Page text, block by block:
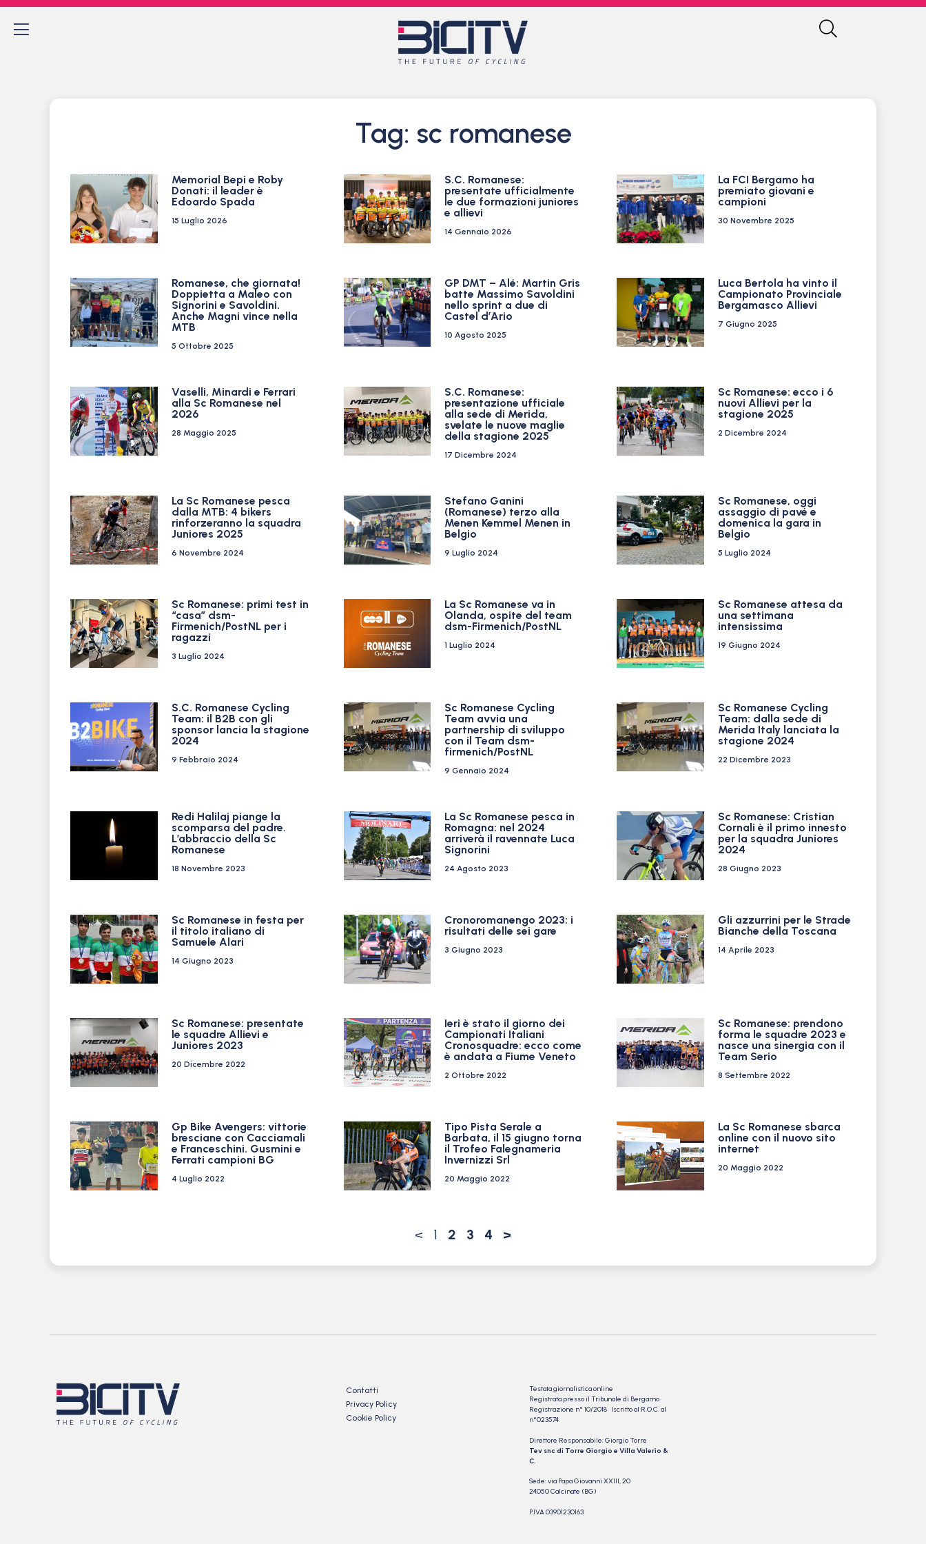
Tag: sc romanese
Memorial Bepi e Roby
Donati: il leader è
Edoardo Spada
15 Luglio 2026
S.C. Romanese:
presentate ufficialmente
le due formazioni juniores
e allievi
14 Gennaio 2026
La FCI Bergamo ha
premiato giovani e
campioni
30 Novembre 2025
Romanese, che giornata!
Doppietta a Maleo con
Signorini e Savoldini.
Anche Magni vince nella
MTB
5 Ottobre 2025
GP DMT – Alé: Martin Gris
batte Massimo Savoldini
nello sprint a due di
Castel d’Ario
10 Agosto 2025
Luca Bertola ha vinto il
Campionato Provinciale
Bergamasco Allievi
7 Giugno 2025
Vaselli, Minardi e Ferrari
alla Sc Romanese nel
2026
28 Maggio 2025
S.C. Romanese:
presentazione ufficiale
alla sede di Merida,
svelate le nuove maglie
della stagione 2025
17 Dicembre 2024
Sc Romanese: ecco i 6
nuovi Allievi per la
stagione 2025
2 Dicembre 2024
La Sc Romanese pesca
dalla MTB: 4 bikers
rinforzeranno la squadra
Juniores 2025
6 Novembre 2024
Stefano Ganini
(Romanese) terzo alla
Menen Kemmel Menen in
Belgio
9 Luglio 2024
Sc Romanese, oggi
assaggio di pavé e
domenica la gara in
Belgio
5 Luglio 2024
Sc Romanese: primi test in
“casa” dsm-
Firmenich/PostNL per i
ragazzi
3 Luglio 2024
La Sc Romanese va in
Olanda, ospite del team
dsm-Firmenich/PostNL
1 Luglio 2024
Sc Romanese attesa da
una settimana
intensissima
19 Giugno 2024
S.C. Romanese Cycling
Team: il B2B con gli
sponsor lancia la stagione
2024
9 Febbraio 2024
Sc Romanese Cycling
Team avvia una
partnership di sviluppo
con il Team dsm-
firmenich/PostNL
9 Gennaio 2024
Sc Romanese Cycling
Team: dalla sede di
Merida Italy lanciata la
stagione 2024
22 Dicembre 2023
Redi Halilaj piange la
scomparsa del padre.
L’abbraccio della Sc
Romanese
18 Novembre 2023
La Sc Romanese pesca in
Romagna: nel 2024
arriverà il ravennate Luca
Signorini
24 Agosto 2023
Sc Romanese: Cristian
Cornali è il primo innesto
per la squadra Juniores
2024
28 Giugno 2023
Sc Romanese in festa per
il titolo italiano di
Samuele Alari
14 Giugno 2023
Cronoromanengo 2023: i
risultati delle sei gare
3 Giugno 2023
Gli azzurrini per le Strade
Bianche della Toscana
14 Aprile 2023
Sc Romanese: presentate
le squadre Allievi e
Juniores 2023
20 Dicembre 2022
Ieri è stato il giorno dei
Campionati Italiani
Cronosquadre: ecco come
è andata a Fiume Veneto
2 Ottobre 2022
Sc Romanese: prendono
forma le squadre 2023 e
nasce una sinergia con il
Team Serio
8 Settembre 2022
Gp Bike Avengers: vittorie
bresciane con Cacciamali
e Franceschini. Gusmini e
Ferrati campioni BG
4 Luglio 2022
Tipo Pista Serale a
Barbata, il 15 giugno torna
il Trofeo Falegnameria
Invernizzi Srl
20 Maggio 2022
La Sc Romanese sbarca
online con il nuovo sito
internet
20 Maggio 2022
< 1 2 3 4 >
Contatti
Privacy Policy
Cookie Policy
Testata giornalistica online
Registrata presso il Tribunale di Bergamo
Registrazione n° 10/2018 Iscritto al R.O.C. al
n°023574
Direttore Responsabile: Giorgio Torre
Tev snc di Torre Giorgio e Villa Valerio &
C.
Sede: via Papa Giovanni XXIII, 20
24050 Calcinate (BG)
P.IVA 03901230163